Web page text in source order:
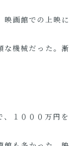
映画館での上映に
な機械だった。漸
、１０００万円を